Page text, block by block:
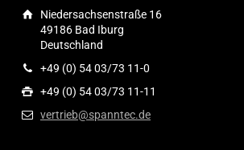
Niedersachsenstraße 16
49186 Bad Iburg
Deutschland
+49 (0) 54 03/73 11-0
+49 (0) 54 03/73 11-11
vertrieb@spanntec.de